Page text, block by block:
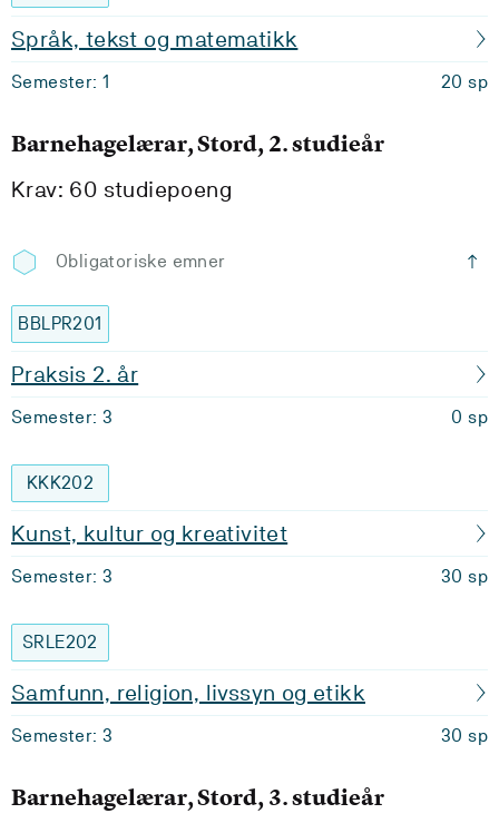
Språk, tekst og matematikk
Semester: 1 20 sp
Barnehagelærar, Stord, 2. studieår
Krav: 60 studiepoeng
Obligatoriske emner
BBLPR201
Praksis 2. år
Semester: 3 0 sp
KKK202
Kunst, kultur og kreativitet
Semester: 3 30 sp
SRLE202
Samfunn, religion, livssyn og etikk
Semester: 3 30 sp
Barnehagelærar, Stord, 3. studieår